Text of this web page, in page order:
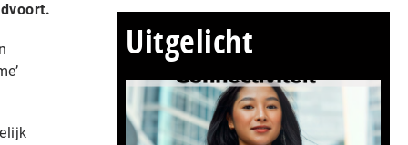
Uitgelicht